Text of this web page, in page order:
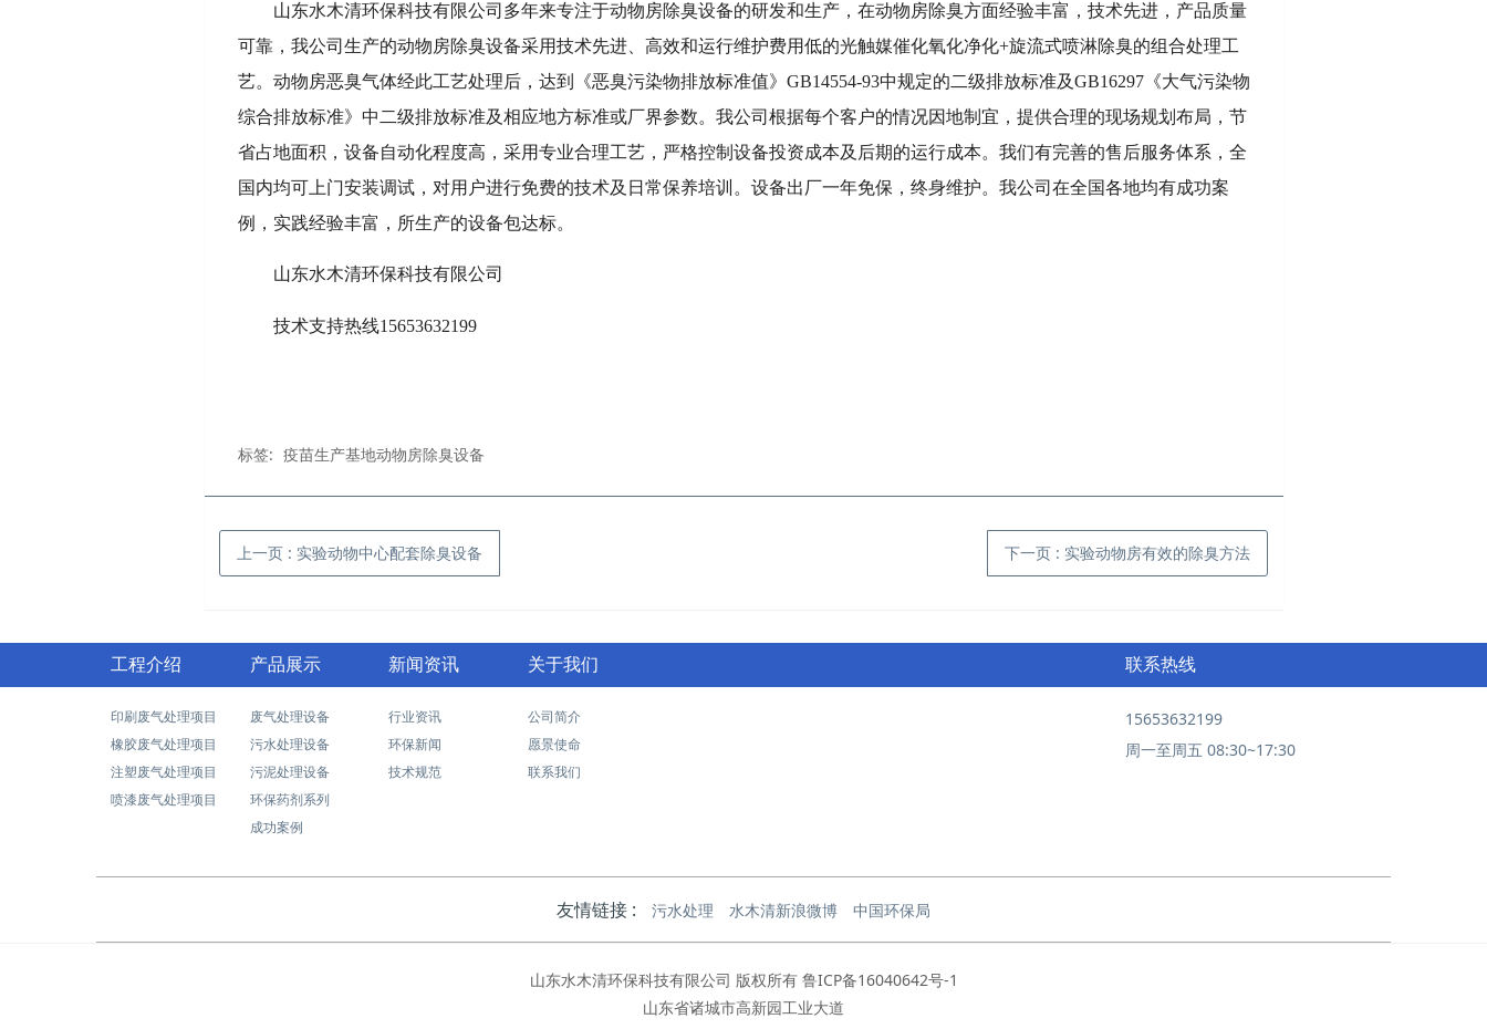
山东水木清环保科技有限公司多年来专注于动物房除臭设备的研发和生产，在动物房除臭方面经验丰富，技术先进，产品质量
可靠，我公司生产的动物房除臭设备采用技术先进、高效和运行维护费用低的光触媒催化氧化净化+旋流式喷淋除臭的组合处理工
艺。动物房恶臭气体经此工艺处理后，达到《恶臭污染物排放标准值》GB14554-93中规定的二级排放标准及GB16297《大气污染物
综合排放标准》中二级排放标准及相应地方标准或厂界参数。我公司根据每个客户的情况因地制宜，提供合理的现场规划布局，节
省占地面积，设备自动化程度高，采用专业合理工艺，严格控制设备投资成本及后期的运行成本。我们有完善的售后服务体系，全
国内均可上门安装调试，对用户进行免费的技术及日常保养培训。设备出厂一年免保，终身维护。我公司在全国各地均有成功案
例，实践经验丰富，所生产的设备包达标。
山东水木清环保科技有限公司
技术支持热线15653632199
标签: 疫苗生产基地动物房除臭设备
上一页 : 实验动物中心配套除臭设备 下一页 : 实验动物房有效的除臭方法
工程介绍
印刷废气处理项目
橡胶废气处理项目
注塑废气处理项目
喷漆废气处理项目
产品展示
废气处理设备
污水处理设备
污泥处理设备
环保药剂系列
成功案例
新闻资讯
行业资讯
环保新闻
技术规范
关于我们
公司简介
愿景使命
联系我们
联系热线
15653632199
周一至周五 08:30~17:30
友情链接 : 污水处理 水木清新浪微博 中国环保局
山东水木清环保科技有限公司 版权所有 鲁ICP备16040642号-1
山东省诸城市高新园工业大道